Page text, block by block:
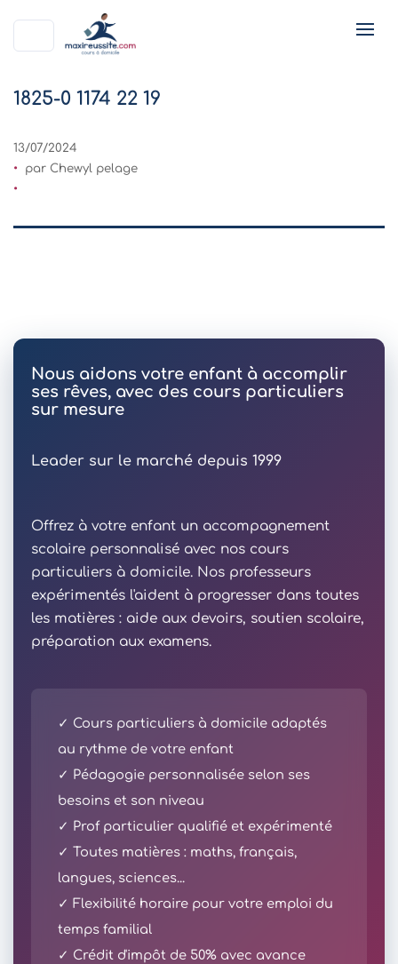
1825-0 1174 22 19
13/07/2024
par Chewyl pelage
Nous aidons votre enfant à accomplir
ses rêves, avec des cours particuliers
sur mesure
Leader sur le marché depuis 1999
Offrez à votre enfant un accompagnement
scolaire personnalisé avec nos cours
particuliers à domicile. Nos professeurs
expérimentés l'aident à progresser dans toutes
les matières : aide aux devoirs, soutien scolaire,
préparation aux examens.
✓ Cours particuliers à domicile adaptés
au rythme de votre enfant
✓ Pédagogie personnalisée selon ses
besoins et son niveau
✓ Prof particulier qualifié et expérimenté
✓ Toutes matières : maths, français,
langues, sciences...
✓ Flexibilité horaire pour votre emploi du
temps familial
✓ Crédit d'impôt de 50% avec avance